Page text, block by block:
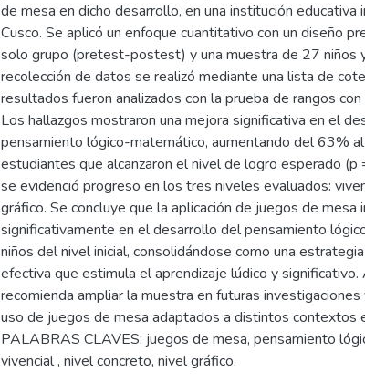
de mesa en dicho desarrollo, en una institución educativa
Cusco. Se aplicó un enfoque cuantitativo con un diseño
solo grupo (pretest-postest) y una muestra de 27 niños
recolección de datos se realizó mediante una lista de
resultados fueron analizados con la prueba de rangos
Los hallazgos mostraron una mejora significativa en el
pensamiento lógico-matemático, aumentando del 63%
estudiantes que alcanzaron el nivel de logro esperado
se evidenció progreso en los tres niveles evaluados:
gráfico. Se concluye que la aplicación de juegos de mesa
significativamente en el desarrollo del pensamiento
niños del nivel inicial, consolidándose como una
efectiva que estimula el aprendizaje lúdico y significativo.
recomienda ampliar la muestra en futuras
uso de juegos de mesa adaptados a distintos contextos
PALABRAS CLAVES: juegos de mesa, pensamiento
vivencial , nivel concreto, nivel gráfico.